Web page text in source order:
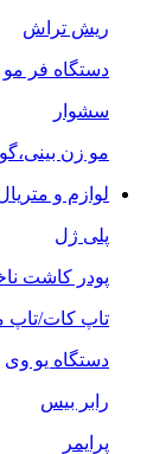
ریش تراش
دستگاه فر مو
سشوار
مو زن
لوازم و
پلی ژل
پودر کاشت
تاپ کات/تاپ
دستگاه یو وی
رابر بیس
پرایمر